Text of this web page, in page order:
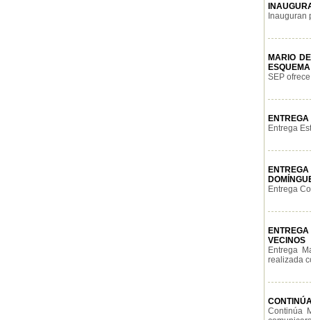
Inauguran
MARIO
SEP
Entrega
Entrega
VECINOS
Entrega
realizada
Continúa